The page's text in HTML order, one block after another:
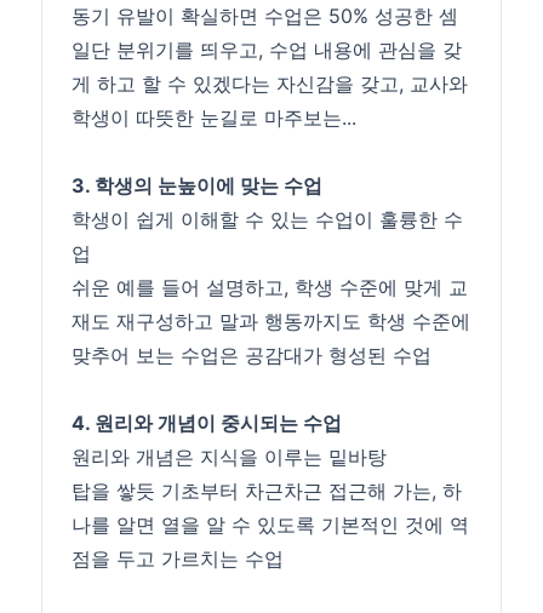
동기 유발이 확실하면 수업은 50% 성공한 셈
일단 분위기를 띄우고, 수업 내용에 관심을 갖
게 하고 할 수 있겠다는 자신감을 갖고, 교사와
학생이 따뜻한 눈길로 마주보는...
3. 학생의 눈높이에 맞는 수업
학생이 쉽게 이해할 수 있는 수업이 훌륭한 수
업
쉬운 예를 들어 설명하고, 학생 수준에 맞게 교
재도 재구성하고 말과 행동까지도 학생 수준에
맞추어 보는 수업은 공감대가 형성된 수업
4. 원리와 개념이 중시되는 수업
원리와 개념은 지식을 이루는 밑바탕
탑을 쌓듯 기초부터 차근차근 접근해 가는, 하
나를 알면 열을 알 수 있도록 기본적인 것에 역
점을 두고 가르치는 수업